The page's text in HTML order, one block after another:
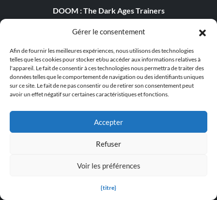
Gérer le consentement
Afin de fournir les meilleures expériences, nous utilisons des technologies
telles que les cookies pour stocker et/ou accéder aux informations relatives à
l'appareil. Le fait de consentir à ces technologies nous permettra de traiter des
données telles que le comportement de navigation ou des identifiants uniques
sur ce site. Le fait de ne pas consentir ou de retirer son consentement peut
avoir un effet négatif sur certaines caractéristiques et fonctions.
Accepter
Refuser
Voir les préférences
{titre}
DOOM : The Dark Ages Trainers
POPULAR TRAINERS
Cyberpunk 2077 v2.30 (+12 Trainer)
PLITCH Trainer pour Euro Truck Simulator 2
Dying Light 2 Stay Human v1.0-v1.24+ (+33 Trainer)
PLITCH Trainer pour theHunter : Call of the Wild
Starfield v1.15.222.0 (+27 Trainer)
(+44 Trainer)